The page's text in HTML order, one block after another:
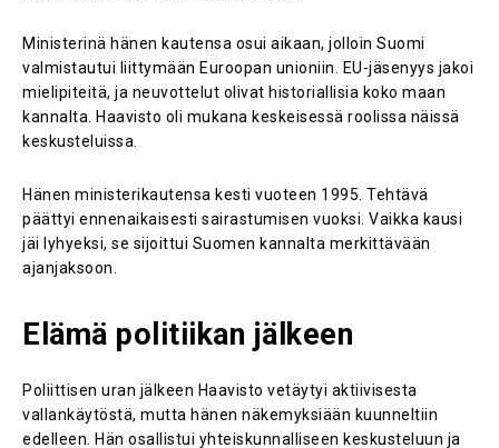
Ministerinä hänen kautensa osui aikaan, jolloin Suomi
valmistautui liittymään Euroopan unioniin. EU-jäsenyys jakoi
mielipiteitä, ja neuvottelut olivat historiallisia koko maan
kannalta. Haavisto oli mukana keskeisessä roolissa näissä
keskusteluissa.
Hänen ministerikautensa kesti vuoteen 1995. Tehtävä
päättyi ennenaikaisesti sairastumisen vuoksi. Vaikka kausi
jäi lyhyeksi, se sijoittui Suomen kannalta merkittävään
ajanjaksoon.
Elämä politiikan jälkeen
Poliittisen uran jälkeen Haavisto vetäytyi aktiivisesta
vallankäytöstä, mutta hänen näkemyksiään kuunneltiin
edelleen. Hän osallistui yhteiskunnalliseen keskusteluun ja